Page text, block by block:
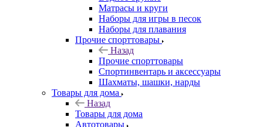
Матрасы и круги
Наборы для игры в песок
Наборы для плавания
Прочие спорттовары
Назад
Прочие спорттовары
Спортинвентарь и аксессуары
Шахматы, шашки, нарды
Товары для дома
Назад
Товары для дома
Автотовары